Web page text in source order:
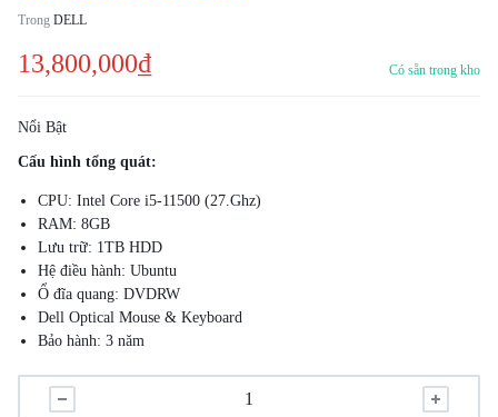
Trong DELL
13,800,000₫ Có sẵn trong kho
Nổi Bật
Cấu hình tổng quát:
CPU: Intel Core i5-11500 (27.Ghz)
RAM: 8GB
Lưu trữ: 1TB HDD
Hệ điều hành: Ubuntu
Ổ đĩa quang: DVDRW
Dell Optical Mouse & Keyboard
Bảo hành: 3 năm
Intel Core i5 thế hệ thứ 11 hỗ trợ tối đa việc chạy đa nhiệm nhưng